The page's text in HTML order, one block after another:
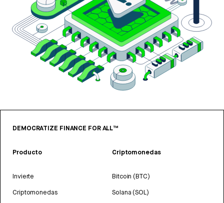
DEMOCRATIZE FINANCE FOR ALL™
Producto
Invierte
Criptomonedas
Criptomonedas
Bitcoin (BTC)
Solana (SOL)